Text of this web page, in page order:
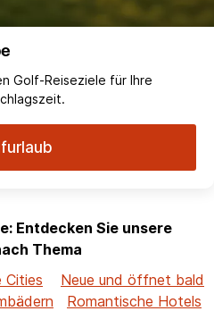
Golf-Reiseziele für Ihre
Entdecken Sie unsere
Thema
Cities
Neue und öffnet bald
Romantische Hotels